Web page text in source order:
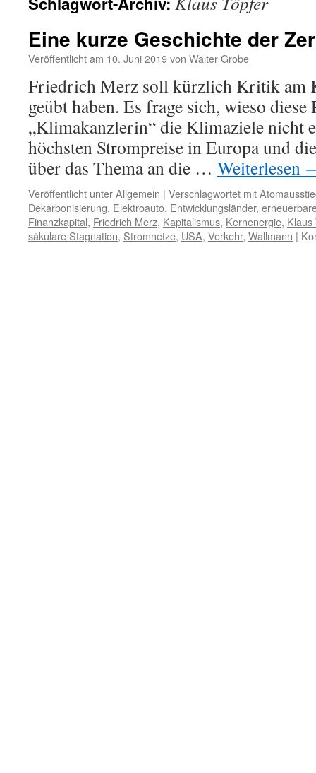
Eine kurze Geschichte der
Veröffentlicht am 10. Juni 2019von Walter Grobe
Friedrich Merz soll kürzlich Kritik am
geübt haben. Es frage sich, wieso diese
„Klimakanzlerin“ die Klimaziele nicht
höchsten Strompreise in Europa und
über das Thema an die … Weiterlesen
Veröffentlicht unterAllgemein | Verschlagwortet mit
Dekarbonisierung, Elektroauto, Entwicklungsländer,
Finanzkapital, Friedrich Merz, Kapitalismus, Kernenergie, Klaus
säkulare Stagnation, Stromnetze, USA, Verkehr, Wallmann |